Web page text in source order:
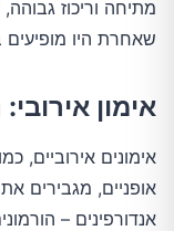
מתיחה וריכוז
שאחרת היו
אימון
אימונים אירוביים,
אופניים, מגבירים
אנדורפינים –